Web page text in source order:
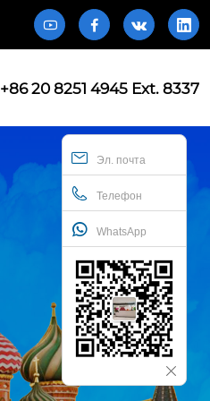
   
+86 20 8251 4945 Ext. 8337
Эл. почта
Телефон
WhatsApp